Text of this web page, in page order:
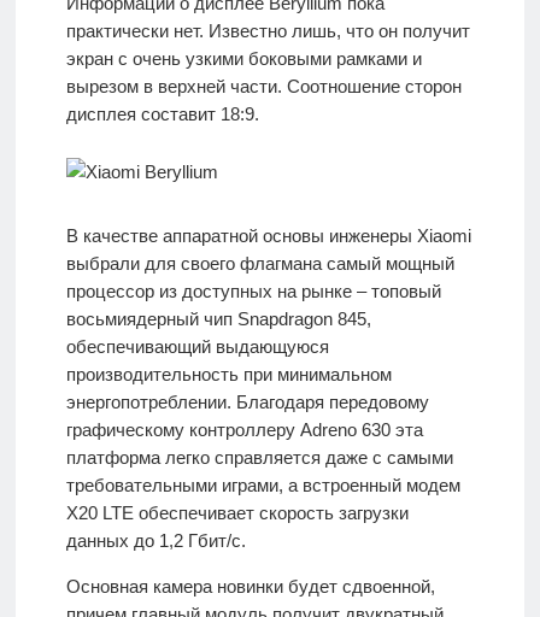
практически нет. Известно лишь, что он получит
экран с очень узкими боковыми рамками и
вырезом в верхней части. Соотношение сторон
дисплея составит 18:9.
В качестве аппаратной основы инженеры Xiaomi
выбрали для своего флагмана самый мощный
процессор из доступных на рынке – топовый
восьмиядерный чип Snapdragon 845,
обеспечивающий выдающуюся
производительность при минимальном
энергопотреблении. Благодаря передовому
графическому контроллеру Adreno 630 эта
платформа легко справляется даже с самыми
требовательными играми, а встроенный модем
X20 LTE обеспечивает скорость загрузки
данных до 1,2 Гбит/с.
Основная камера новинки будет сдвоенной,